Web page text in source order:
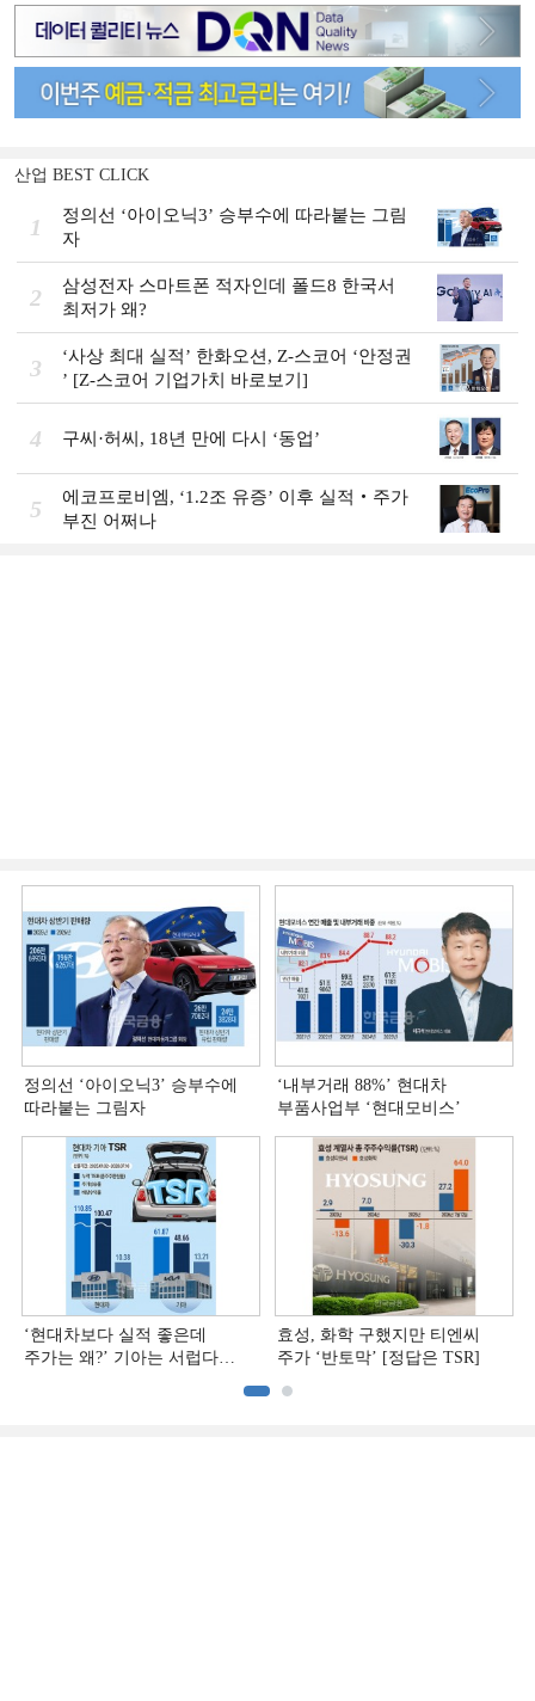
산업 BEST CLICK
1
정의선 ‘아이오닉3ʼ 승부수에 따라붙는 그림
자
2
삼성전자 스마트폰 적자인데 폴드8 한국서
최저가 왜?
3
‘사상 최대 실적ʼ 한화오션, Z-스코어 ‘안정권
ʼ [Z-스코어 기업가치 바로보기]
4 구씨·허씨, 18년 만에 다시 ‘동업’
5
에코프로비엠, ‘1.2조 유증’ 이후 실적‧주가
부진 어쩌나
정의선 ‘아이오닉3ʼ 승부수에
따라붙는 그림자
‘내부거래 88%ʼ 현대차
부품사업부 ‘현대모비스ʼ
‘현대차보다 실적 좋은데
주가는 왜?ʼ 기아는 서럽다
효성, 화학 구했지만 티엔씨
주가 ‘반토막’ [정답은 TSR]